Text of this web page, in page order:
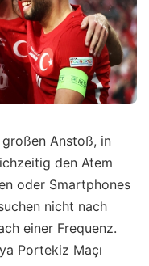
Anstoß, in
den Atem
oder Smartphones
nicht nach
einer Frequenz.
Portekiz Maçı